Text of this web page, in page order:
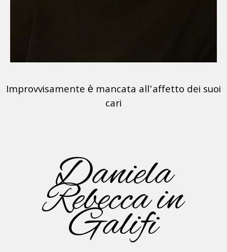
Improvvisamente è mancata all’affetto dei suoi
cari
Daniela
Rebecca in
Galifi